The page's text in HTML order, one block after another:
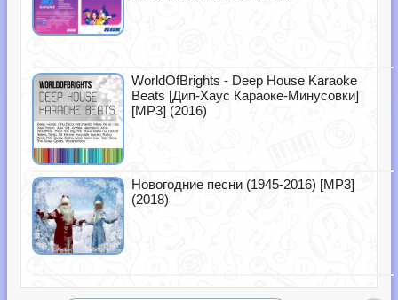
WorldOfBrights - Deep House Karaoke
Beats [Дип-Хаус Караоке-Минусовки]
[MP3] (2016)
Новогодние песни (1945-2016) [MP3]
(2018)